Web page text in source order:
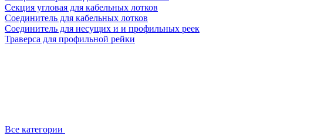
Секция угловая для кабельных лотков
Соединитель для кабельных лотков
Соединитель для несущих и и профильных реек
Траверса для профильной рейки
Все категории